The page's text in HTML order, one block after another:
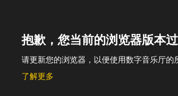
抱歉，您当前的浏览器版本
请更新您的浏览器，以便使用数字音乐厅的
了解更多